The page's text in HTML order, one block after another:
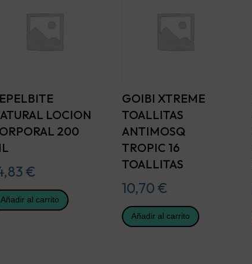
LOCION
200
€
Añadir al carrito
GOIBI XTREME
TOALLITAS
ANTIMOSQ
TROPIC 16
TOALLITAS
10,70 €
Añadir al carrito